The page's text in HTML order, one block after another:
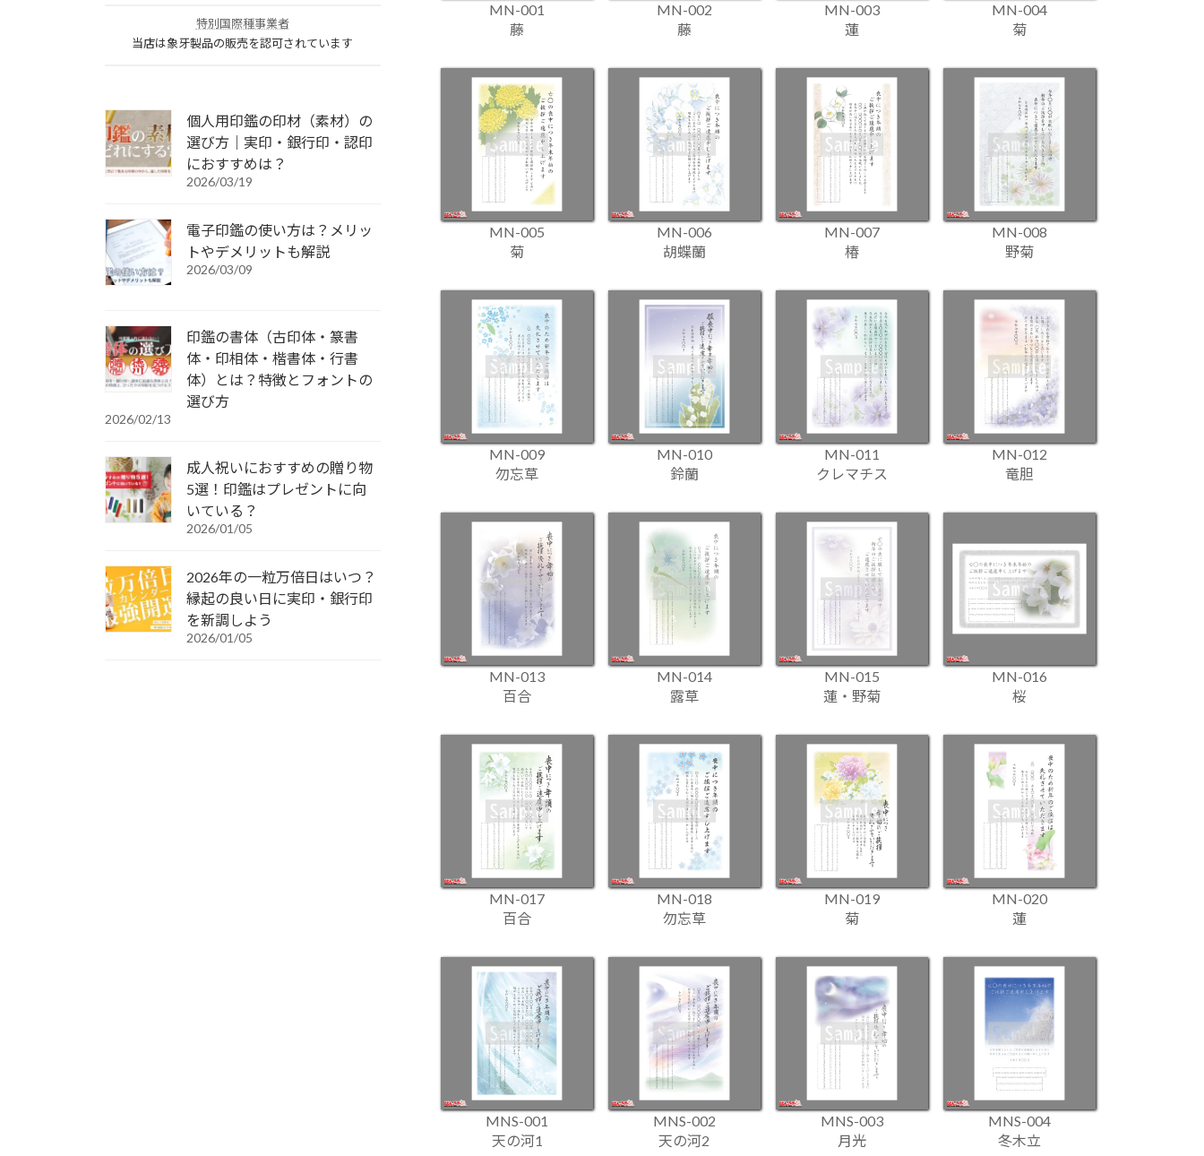
MN-001
藤
MN-002
藤
MN-003
蓮
MN-004
菊
MN-005
菊
MN-006
胡蝶蘭
MN-007
椿
MN-008
野菊
MN-009
勿忘草
MN-010
鈴蘭
MN-011
クレマチス
MN-012
竜胆
MN-013
百合
MN-014
露草
MN-015
蓮・野菊
MN-016
桜
MN-017
百合
MN-018
勿忘草
MN-019
菊
MN-020
蓮
MNS-001
天の河1
MNS-002
天の河2
MNS-003
月光
MNS-004
冬木立
特別国際種事業者
当店は象牙製品の販売を認可されています
個人用印鑑の印材（素材）の
選び方｜実印・銀行印・認印
におすすめは？
2026/03/19
電子印鑑の使い方は？メリッ
トやデメリットも解説
2026/03/09
印鑑の書体（古印体・篆書
体・印相体・楷書体・行書
体）とは？特徴とフォントの
選び方
2026/02/13
成人祝いにおすすめの贈り物
5選！印鑑はプレゼントに向
いている？
2026/01/05
2026年の一粒万倍日はいつ？
縁起の良い日に実印・銀行印
を新調しよう
2026/01/05